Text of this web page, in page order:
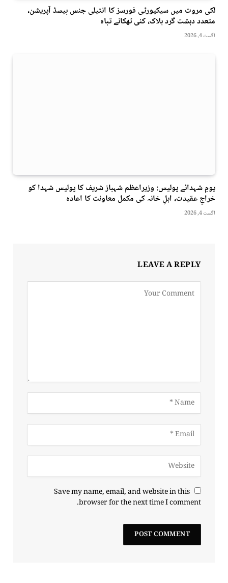
لکی مروت میں سیکیورٹی فورسز کا انٹیلی جنس بیسڈ آپریشن،
متعدد دہشت گرد ہلاک، کئی ٹھکانے تباہ
اگست 4, 2026
یومِ شہدائے پولیس: وزیراعظم شہباز شریف کا پولیس شہدا کو
خراجِ عقیدت، اہلِ خانہ کی مکمل معاونت کا اعادہ
اگست 4, 2026
LEAVE A REPLY
Save my name, email, and website in this
browser for the next time I comment.